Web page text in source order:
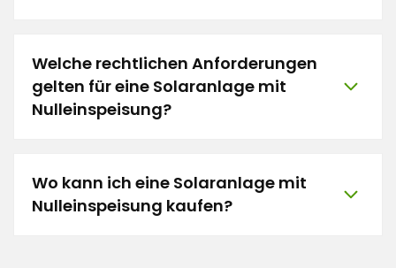
Welche rechtlichen Anforderungen
gelten für eine Solaranlage mit
Nulleinspeisung?
Wo kann ich eine Solaranlage mit
Nulleinspeisung kaufen?